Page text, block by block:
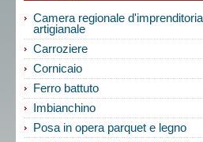
Camera regionale d'imprenditoria
artigianale
Carroziere
Cornicaio
Ferro battuto
Imbianchino
Posa in opera parquet e legno